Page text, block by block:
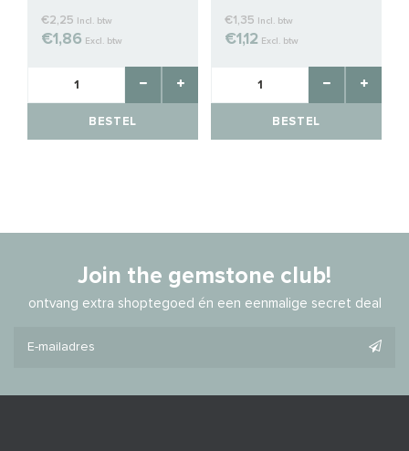
€2,25 Incl. btw
€1,86 Excl. btw
BESTEL
€1,35 Incl. btw
€1,12 Excl. btw
BESTEL
Join the gemstone club!
ontvang extra shoptegoed én een eenmalige secret deal